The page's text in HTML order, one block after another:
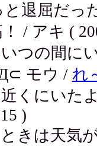
退屈だっ
/ アキ (
つの間に
モウ / れ
くにい
)
きは天気